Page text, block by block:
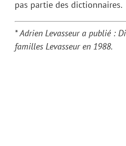
pas partie des dictionnaires.
* Adrien Levasseur a publié :
familles Levasseur en 1988.